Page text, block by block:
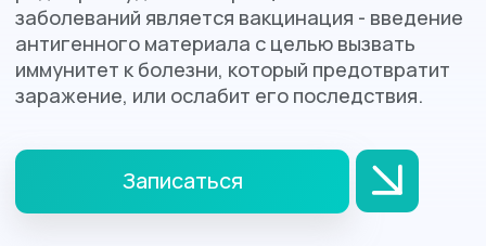
Записаться